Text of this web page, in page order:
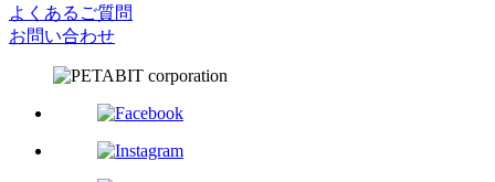
よくあるご質問
お問い合わせ